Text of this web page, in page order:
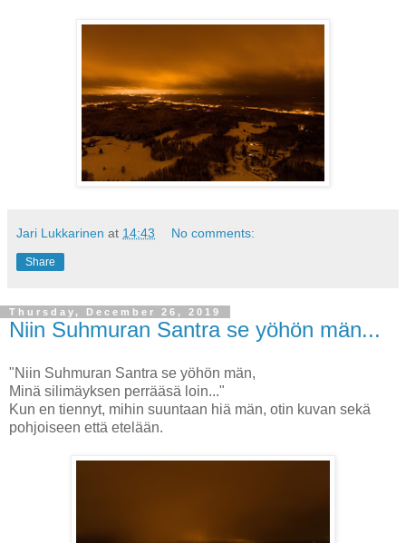
Jari Lukkarinen at 14:43 No comments:
Share
Thursday, December 26, 2019
Niin Suhmuran Santra se yöhön män...
"Niin Suhmuran Santra se yöhön män,
Minä silimäyksen perrääsä loin..."
Kun en tiennyt, mihin suuntaan hiä män, otin kuvan sekä
pohjoiseen että etelään.